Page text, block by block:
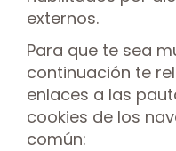
externos.
Para que te sea
continuación te
enlaces a las
cookies de los
común: